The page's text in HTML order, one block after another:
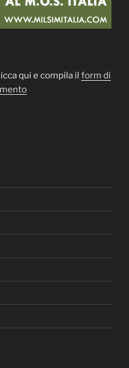
qui e compila il form di